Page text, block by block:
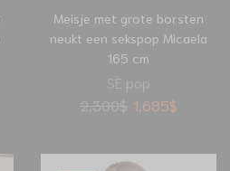
Meisje met grote borsten
neukt een sekspop Micaela
165 cm
SE pop
2,300$ 1,685$